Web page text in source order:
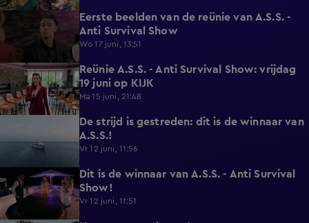
Eerste beelden van de reünie van A.S.S. -
Anti Survival Show
Wo 17 juni, 13:51
0:16
Reünie A.S.S. - Anti Survival Show: vrijdag
19 juni op KIJK
Ma 15 juni, 21:48
De strijd is gestreden: dit is de winnaar van
A.S.S.!
Vr 12 juni, 11:56
1:18
Dit is de winnaar van A.S.S. - Anti Survival
Show!
Vr 12 juni, 11:51